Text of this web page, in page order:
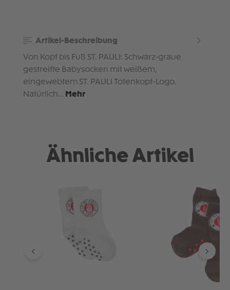
Artikel-Beschreibung
Von Kopf bis Fuß ST. PAULI: Schwarz-graue
gestreifte Babysocken mit weißem,
eingewebtem ST. PAULI Totenkopf-Logo.
Natürlich… Mehr
Ähnliche Artikel